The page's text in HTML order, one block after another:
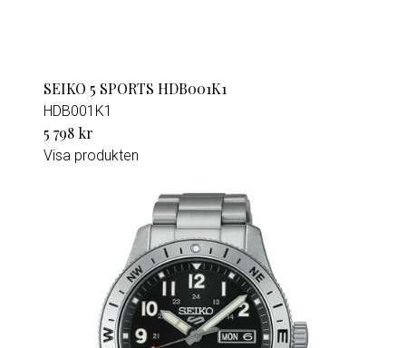
SEIKO 5 SPORTS HDB001K1
HDB001K1
5 798 kr
Visa produkten